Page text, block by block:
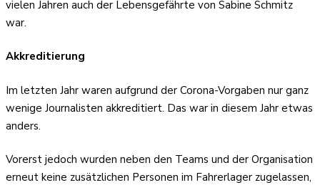
vielen Jahren auch der Lebensgefährte von Sabine Schmitz
war.
Akkreditierung
Im letzten Jahr waren aufgrund der Corona-Vorgaben nur ganz
wenige Journalisten akkreditiert. Das war in diesem Jahr etwas
anders.
Vorerst jedoch wurden neben den Teams und der Organisation
erneut keine zusätzlichen Personen im Fahrerlager zugelassen,